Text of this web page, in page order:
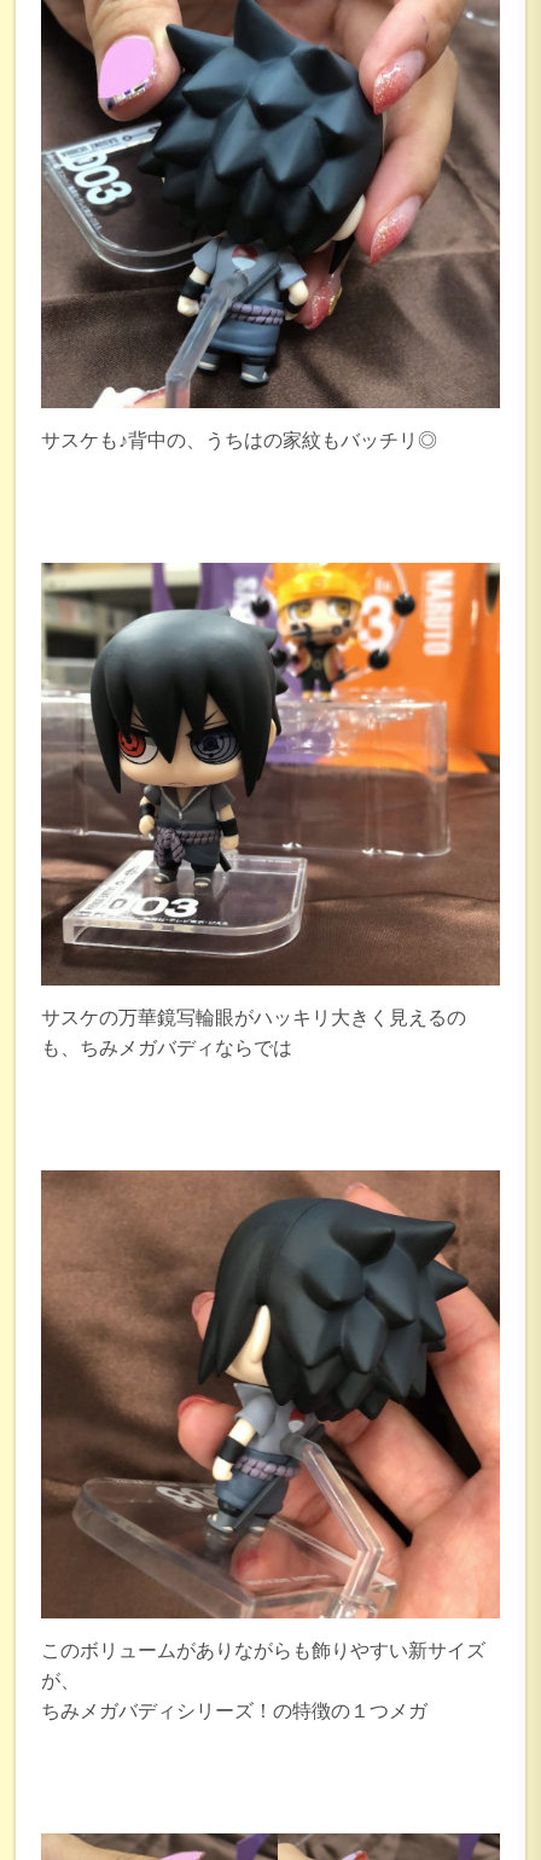
サスケも♪背中の、うちはの家紋もバッチリ◎
サスケの万華鏡写輪眼がハッキリ大きく見えるの
も、ちみメガバディならでは
このボリュームがありながらも飾りやすい新サイズ
が、
ちみメガバディシリーズ！の特徴の１つメガ